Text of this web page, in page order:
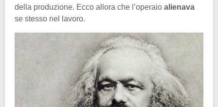
della produzione. Ecco allora che l’operaio alienava
se stesso nel lavoro.